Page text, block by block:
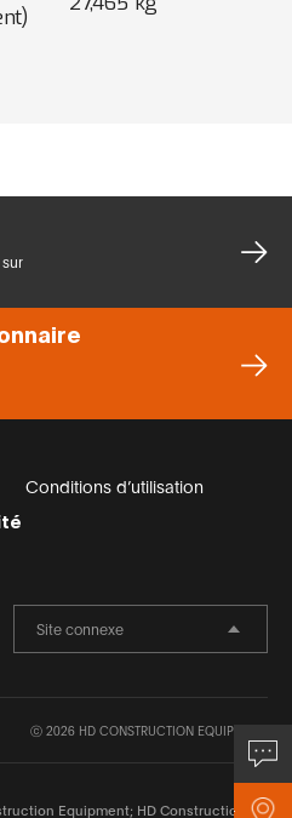
concessionnair
Conditions d’utilisation
Site connexe
ⓒ 2026 HD CONSTRUCTION EQUIPMENT.
Equipment; HD Construction